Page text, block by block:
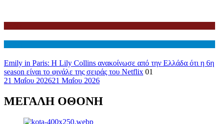
Emily in Paris: Η Lily Collins ανακοίνωσε από την Ελλάδα ότι η 6η
season είναι το φινάλε της σειράς του Netflix 01
21 Μαΐου 202621 Μαΐου 2026
ΜΕΓΑΛΗ ΟΘΟΝΗ